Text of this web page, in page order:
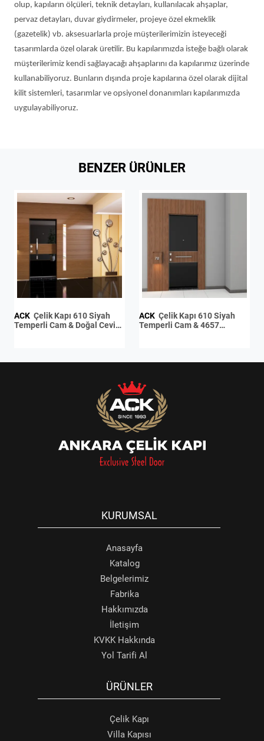
olup, kapıların ölçüleri, teknik detayları, kullanılacak ahşaplar,
pervaz detayları, duvar giydirmeler, projeye özel ekmeklik
(gazetelik) vb. aksesuarlarla proje müşterilerimizin isteyeceği
tasarımlarda özel olarak üretilir. Bu kapılarımızda isteğe bağlı olarak
müşterilerimiz kendi sağlayacağı ahşaplarını da kapılarımız üzerinde
kullanabiliyoruz. Bunların dışında proje kapılarına özel olarak dijital
kilit sistemleri, tasarımlar ve opsiyonel donanımları kapılarımızda
uygulayabiliyoruz.
BENZER ÜRÜNLER
ACK
Temperli Cam & Doğal Ceviz
ACK
Temperli Cam & 4657
KURUMSAL
Anasayfa
Katalog
Belgelerimiz
Fabrika
Hakkımızda
İletişim
KVKK Hakkında
Yol Tarifi Al
ÜRÜNLER
Çelik Kapı
Villa Kapısı